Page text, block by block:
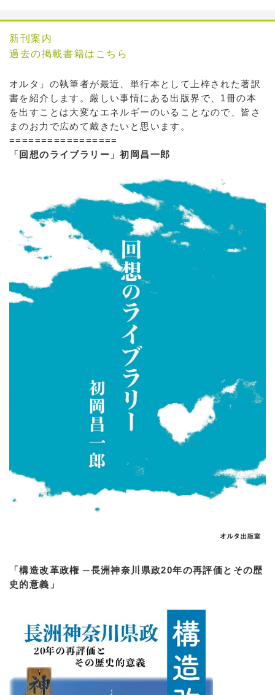
新刊案内
過去の掲載書籍はこちら
オルタ」の執筆者が最近、単行本として上梓された著訳
書を紹介します。厳しい事情にある出版界で、1冊の本
を出すことは大変なエネルギーのいることなので、皆さ
まのお力で広めて戴きたいと思います。
=================
「回想のライブラリー」初岡昌一郎
「構造改革政権 ─長洲神奈川県政20年の再評価とその歴
史的意義」